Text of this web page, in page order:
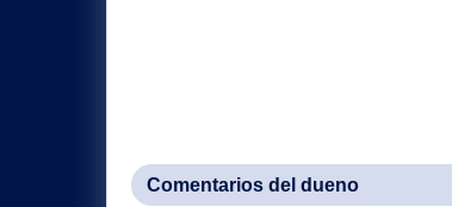
Comentarios del dueno